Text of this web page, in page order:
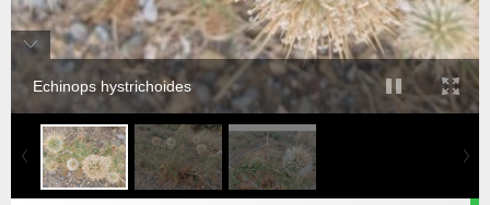
Echinops hystrichoides